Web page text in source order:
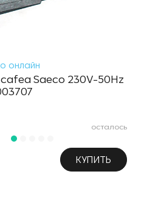
онлайн
Saeco 230V-50Hz
осталось
КУПИТЬ